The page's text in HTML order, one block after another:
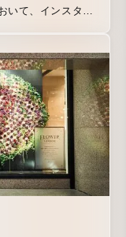
いて、インスタレ
また、今
ミレーションし
した（※PC の
」にいるかの
できます。